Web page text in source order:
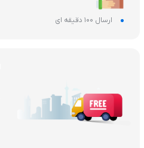
ارسال 100 دقیقه ای